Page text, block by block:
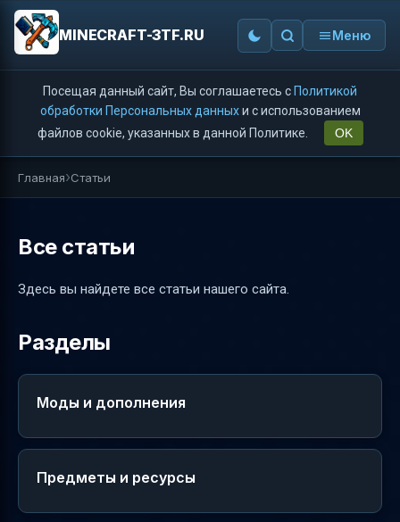
MINECRAFT-3TF.RU Меню
Посещая данный сайт, Вы соглашаетесь с Политикой
обработки Персональных данныхи с использованием
файлов cookie, указанных в данной Политике.
OK
Главная Статьи
Все статьи
Здесь вы найдете все статьи нашего сайта.
Разделы
Моды и дополнения
Предметы и ресурсы